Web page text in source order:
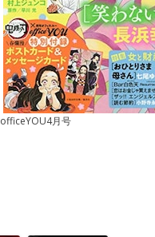
officeYOU4月号